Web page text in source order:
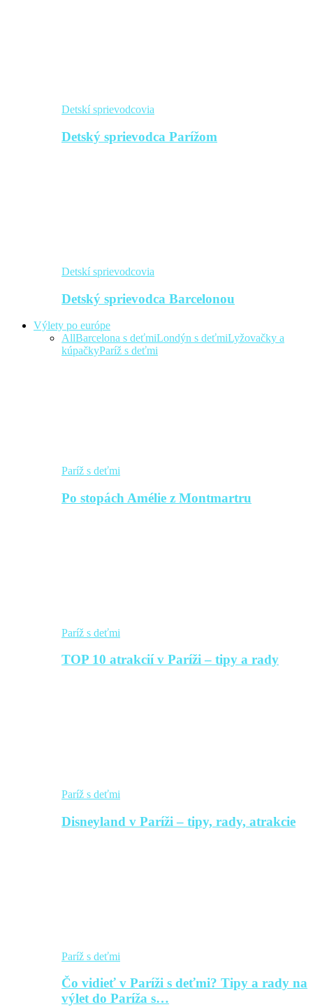
Detskí sprievodcovia
Detský sprievodca Parížom
Detskí sprievodcovia
Detský sprievodca Barcelonou
Výlety po európe
AllBarcelona s deťmiLondýn s deťmiLyžovačky a
kúpačkyParíž s deťmi
Paríž s deťmi
Po stopách Amélie z Montmartru
Paríž s deťmi
TOP 10 atrakcií v Paríži – tipy a rady
Paríž s deťmi
Disneyland v Paríži – tipy, rady, atrakcie
Paríž s deťmi
Čo vidieť v Paríži s deťmi? Tipy a rady na
výlet do Paríža s…